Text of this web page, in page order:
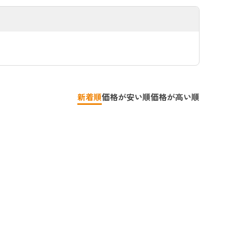
新着順価格が安い順価格が高い順